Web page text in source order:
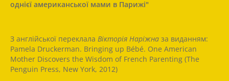
однієї американської мами в Парижі"
З англійської переклала Вікторія Наріжна за виданням:
Pamela Druckerman. Bringing up Bébé. One American
Mother Discovers the Wisdom of French Parenting (The
Penguin Press, New York, 2012)